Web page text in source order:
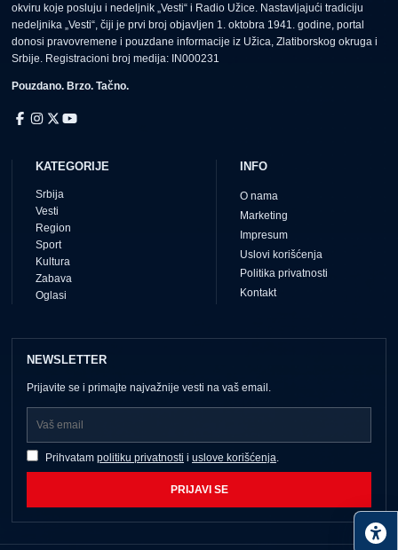
okviru koje posluju i nedeljnik „Vesti“ i Radio Užice. Nastavljajući tradiciju
nedeljnika „Vesti“, čiji je prvi broj objavljen 1. oktobra 1941. godine, portal
donosi pravovremene i pouzdane informacije iz Užica, Zlatiborskog okruga i
Srbije. Registracioni broj medija: IN000231
Pouzdano. Brzo. Tačno.
KATEGORIJE
Srbija
Vesti
Region
Sport
Kultura
Zabava
Oglasi
INFO
O nama
Marketing
Impresum
Uslovi korišćenja
Politika privatnosti
Kontakt
NEWSLETTER
Prijavite se i primajte najvažnije vesti na vaš email.
Prihvatam politiku privatnosti i uslove korišćenja
PRIJAVI SE